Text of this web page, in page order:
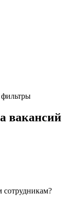
вакансий
сотрудникам?